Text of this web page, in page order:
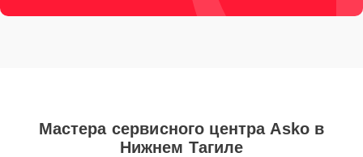
Мастера сервисного центра Asko в
Нижнем Тагиле